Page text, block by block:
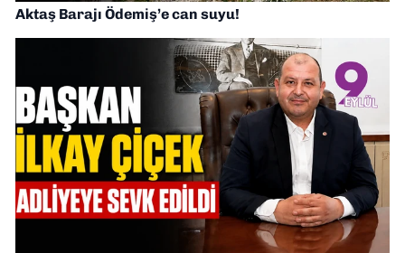
Aktaş Barajı Ödemiş’e can suyu!